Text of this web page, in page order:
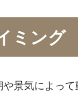
ミング
景気によって